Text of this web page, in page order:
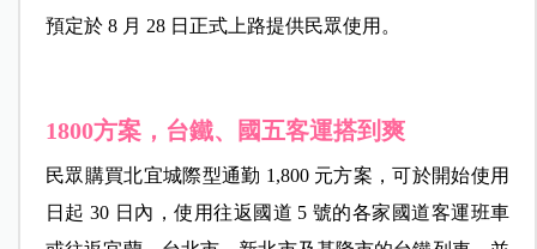
預定於 8 月 28 日正式上路提供民眾使用。
1800方案，台鐵、國五客運搭到爽
民眾購買北宜城際型通勤 1,800 元方案，可於開始使用
日起 30 日內，使用往返國道 5 號的各家國道客運班車